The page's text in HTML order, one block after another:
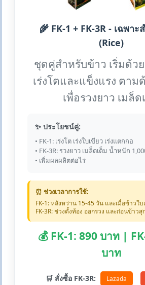
🌾 FK-1 + FK-3R - เฉพา
(Rice)
ชุดคู่สำหรับข้าว เริ่มด้วย
เร่งโตและแข็งแรง ตาม
เพื่อรวงยาว เมล็ด
✨ ประโยชน์คู่:
• FK-1: เร่งโต เร่งใบเขียว เร่งแตกกอ
• FK-3R: รวงยาว เมล็ดเต็ม น้ำหนัก
• เพิ่มผลผลิตต่อไร่
⏰ ช่วงเวลาการใช้:
FK-1: หลังหว่าน 15-45 วัน และเมื่อข้าวใบ
FK-3R: ช่วงตั้งท้อง ออกรวง และก่อนข้าว
💰 FK-1: 890 บาท |
บาท
🛒 สั่งซื้อ FK-3R: Lazada